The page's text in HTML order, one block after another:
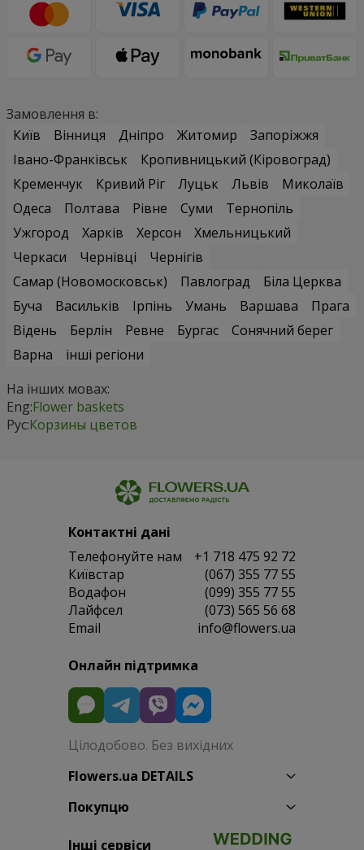
Замовлення в:
Київ
Вінниця Дніпро Житомир
Запоріжжя
Івано-Франківськ
Кропивницький (Кіровоград)
Кременчук
Кривий Ріг Луцьк Львів
Миколаїв
Одеса
Полтава Рівне Суми
Тернопіль
Ужгород
Харків Херсон
Хмельницький
Черкаси
Чернівці
Чернігів
Самар (Новомосковськ)
Павлоград
Біла Церква
Буча
Васильків Ірпінь Умань Варшава
Прага
Відень
Берлін Ревне Бургас
Сонячний берег
Варна
інші регіони
На інших мовах:
Eng:Flower baskets
Рус:Корзины цветов
Контактні дані
Телефонуйте нам
+1 718 475 92 72
Київстар
(067) 355 77 55
Водафон
(099) 355 77 55
Лайфсел
(073) 565 56 68
Email
info@flowers.ua
Онлайн підтримка
Цілодобово. Без вихідних
Flowers.ua DETAILS
Покупцю
Інші сервіси